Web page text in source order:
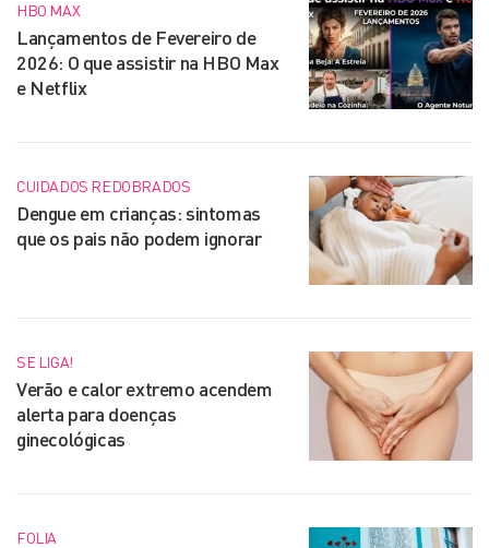
HBO MAX
Lançamentos de Fevereiro de
2026: O que assistir na HBO Max
e Netflix
CUIDADOS REDOBRADOS
Dengue em crianças: sintomas
que os pais não podem ignorar
SE LIGA!
Verão e calor extremo acendem
alerta para doenças
ginecológicas
FOLIA